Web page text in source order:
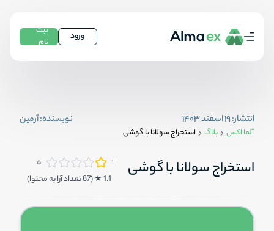
ورود
ثبت
نام
انتشار:۱۹ اسفند ۱۴۰۳ نویسنده:آرمین
آلما اکس بلاگ استخراج سولانا با گوشی
استخراج سولانا با گوشی ۱ ۵
1.1
★ (
87تعداد آرا به محتوا)